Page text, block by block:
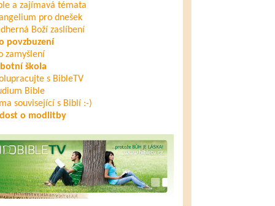
a zajímavá témata
pro dnešek
Boží zaslíbení
povzbuzení
zamyšlení
škola
s BibleTV
Bible
související s Biblí :-)
o modlitby